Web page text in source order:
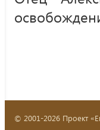
© 2001-2026 Проект